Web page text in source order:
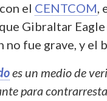
el CENTCOM,
Gibraltar
no fue grave, y el
es un medio de
para